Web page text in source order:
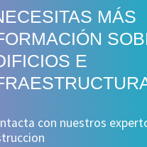
MÁS
E
con nuestros